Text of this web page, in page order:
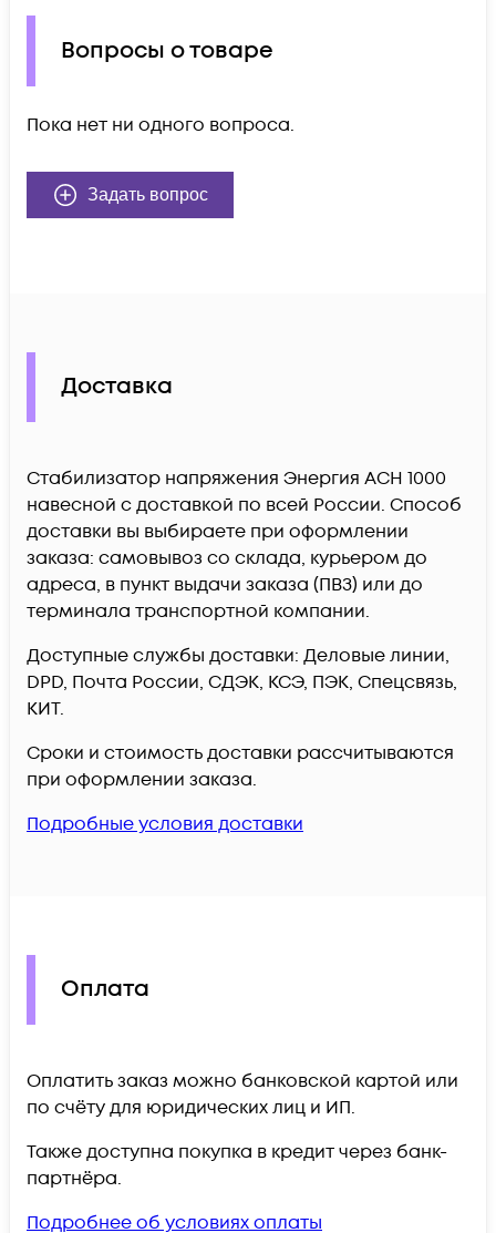
Вопросы о товаре
Пока нет ни одного вопроса.
Задать вопрос
Доставка
Стабилизатор напряжения Энергия АСН 1000
навесной c доставкой по всей России. Способ
доставки вы выбираете при оформлении
заказа: самовывоз со склада, курьером до
адреса, в пункт выдачи заказа (ПВЗ) или до
терминала транспортной компании.
Доступные службы доставки: Деловые линии,
DPD, Почта России, СДЭК, КСЭ, ПЭК, Спецсвязь,
КИТ.
Сроки и стоимость доставки рассчитываются
при оформлении заказа.
Подробные условия доставки
Оплата
Оплатить заказ можно банковской картой или
по счёту для юридических лиц и ИП.
Также доступна покупка в кредит через банк-
партнёра.
Подробнее об условиях оплаты